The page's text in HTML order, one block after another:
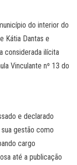
do interior do
Kátia Dantas e
considerada ilícita
Vinculante nº 13 do
e declarado
gestão como
cargo
até a publicação